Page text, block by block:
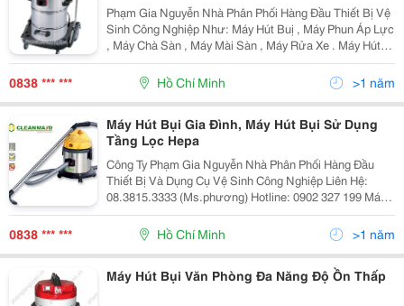
Phạm Gia Nguyễn Nhà Phân Phối Hàng Đầu Thiết Bị Vệ
Sinh Công Nghiệp Như: Máy Hút Buị , Máy Phun Áp Lực
, Máy Chà Sàn , Máy Mài Sàn , Máy Rửa Xe . Máy Hút
Bụi Là Một Trong Những Sản Phẩm Cần Thiết Nhất Hiện
Nay Cho Gia Đình, Nhà Xưởng, Khách Sạn...
0838 *** *** Hồ Chí Minh >1 năm
Máy Hút Bụi Gia Đình, Máy Hút Bụi Sử Dụng
Tầng Lọc Hepa
Công Ty Phạm Gia Nguyễn Nhà Phân Phối Hàng Đầu
Thiết Bị Và Dụng Cụ Vệ Sinh Công Nghiệp Liên Hệ:
08.3815.3333 (Ms.phương) Hotline: 0902 327 199 Máy
Hút Bụi &Ndash; Nước Công Nghiệp Clean Maid Model:
T 15 (01 Motor) Máy Hút Bụi, Hút N
0838 *** *** Hồ Chí Minh >1 năm
Máy Hút Bụi Văn Phòng Đa Năng Độ Ồn Thấp